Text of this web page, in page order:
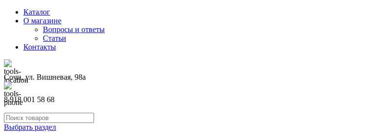
Каталог
О магазине
Вопросы и ответы
Статьи
Контакты
Сочи, ул. Вишневая, 98а
8 918 001 58 68
Выбрать раздел